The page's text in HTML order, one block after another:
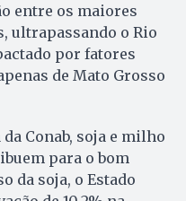
entre os maiores
ultrapassando o Rio
por fatores
de Mato Grosso
Conab, soja e milho
para o bom
da soja, o Estado